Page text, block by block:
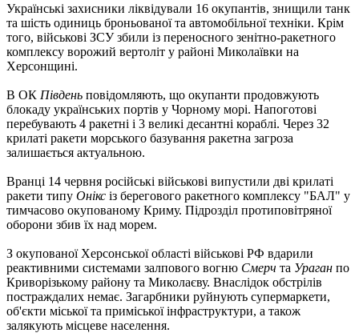
Українські захисники ліквідували 16 окупантів, знищили танк
та шість одиниць броньованої та автомобільної техніки. Крім
того, військові ЗСУ збили із переносного зенітно-ракетного
комплексу ворожий вертоліт у районі Миколаївки на
Херсонщині.
В ОК Південь повідомляють, що окупанти продовжують
блокаду українських портів у Чорному морі. Напоготові
перебувають 4 ракетні і 3 великі десантні кораблі. Через 32
крилаті ракети морського базування ракетна загроза
залишається актуальною.
Вранці 14 червня російські військові випустили дві крилаті
ракети типу Онікс із берегового ракетного комплексу "БАЛ" у
тимчасово окупованому Криму. Підрозділ протиповітряної
оборони збив їх над морем.
З окупованої Херсонської області військові РФ вдарили
реактивними системами залпового вогню Смерч та Ураган по
Криворізькому району та Миколаєву. Внаслідок обстрілів
постраждалих немає. Загарбники руйнують супермаркети,
об'єкти міської та приміської інфраструктури, а також
залякують місцеве населення.